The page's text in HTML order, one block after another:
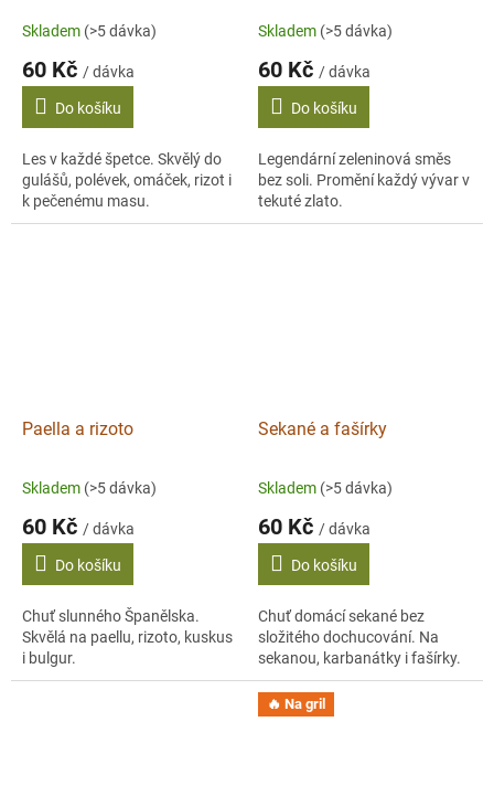
Skladem (>5 dávka)
60 Kč / dávka
Do košíku
Les v každé špetce. Skvělý do
gulášů, polévek, omáček, rizot i
k pečenému masu.
Skladem (>5 dávka)
60 Kč / dávka
Do košíku
Legendární zeleninová směs
bez soli. Promění každý vývar v
tekuté zlato.
Paella a rizoto
Skladem (>5 dávka)
60 Kč / dávka
Do košíku
Chuť slunného Španělska.
Skvělá na paellu, rizoto, kuskus
i bulgur.
Sekané a fašírky
Skladem (>5 dávka)
60 Kč / dávka
Do košíku
Chuť domácí sekané bez
složitého dochucování. Na
sekanou, karbanátky i fašírky.
🔥 Na gril